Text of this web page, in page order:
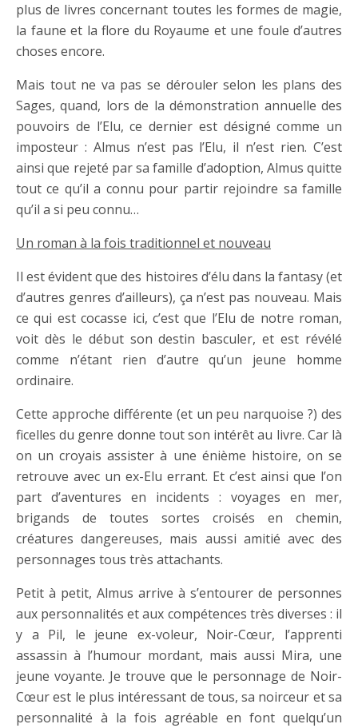
plus de livres concernant toutes les formes de magie,
la faune et la flore du Royaume et une foule d’autres
choses encore.
Mais tout ne va pas se dérouler selon les plans des
Sages, quand, lors de la démonstration annuelle des
pouvoirs de l’Elu, ce dernier est désigné comme un
imposteur : Almus n’est pas l’Elu, il n’est rien. C’est
ainsi que rejeté par sa famille d’adoption, Almus quitte
tout ce qu’il a connu pour partir rejoindre sa famille
qu’il a si peu connu…
Un roman à la fois traditionnel et nouveau
Il est évident que des histoires d’élu dans la fantasy (et
d’autres genres d’ailleurs), ça n’est pas nouveau. Mais
ce qui est cocasse ici, c’est que l’Elu de notre roman,
voit dès le début son destin basculer, et est révélé
comme n’étant rien d’autre qu’un jeune homme
ordinaire.
Cette approche différente (et un peu narquoise ?) des
ficelles du genre donne tout son intérêt au livre. Car là
on un croyais assister à une énième histoire, on se
retrouve avec un ex-Elu errant. Et c’est ainsi que l’on
part d’aventures en incidents : voyages en mer,
brigands de toutes sortes croisés en chemin,
créatures dangereuses, mais aussi amitié avec des
personnages tous très attachants.
Petit à petit, Almus arrive à s’entourer de personnes
aux personnalités et aux compétences très diverses : il
y a Pil, le jeune ex-voleur, Noir-Cœur, l’apprenti
assassin à l’humour mordant, mais aussi Mira, une
jeune voyante. Je trouve que le personnage de Noir-
Cœur est le plus intéressant de tous, sa noirceur et sa
personnalité à la fois agréable en font quelqu’un